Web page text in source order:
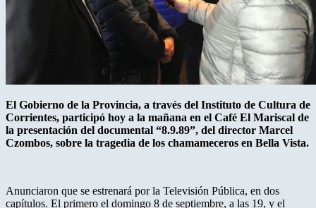
El Gobierno de la Provincia, a través del Instituto de Cultura de
Corrientes, participó hoy a la mañana en el Café El Mariscal de
la presentación del documental “8.9.89”, del director Marcel
Czombos, sobre la tragedia de los chamameceros en Bella Vista.
Anunciaron que se estrenará por la Televisión Pública, en dos
capítulos. El primero el domingo 8 de septiembre, a las 19, y el